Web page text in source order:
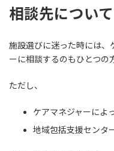
相談先について
施設選びに迷った時には、
ーに相談するのもひとつの
ただし、
ケアマネジャーによ
地域包括支援センタ